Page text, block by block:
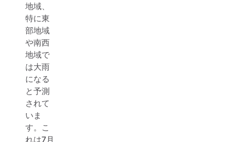
地域、
特に東
部地域
や南西
地域で
は大雨
になる
と予測
されて
いま
す。こ
れは7月